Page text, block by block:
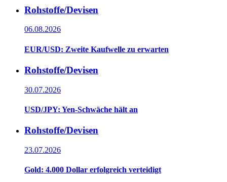
Rohstoffe/Devisen
06.08.2026
EUR/USD: Zweite Kaufwelle zu erwarten
Rohstoffe/Devisen
30.07.2026
USD/JPY: Yen-Schwäche hält an
Rohstoffe/Devisen
23.07.2026
Gold: 4.000 Dollar erfolgreich verteidigt